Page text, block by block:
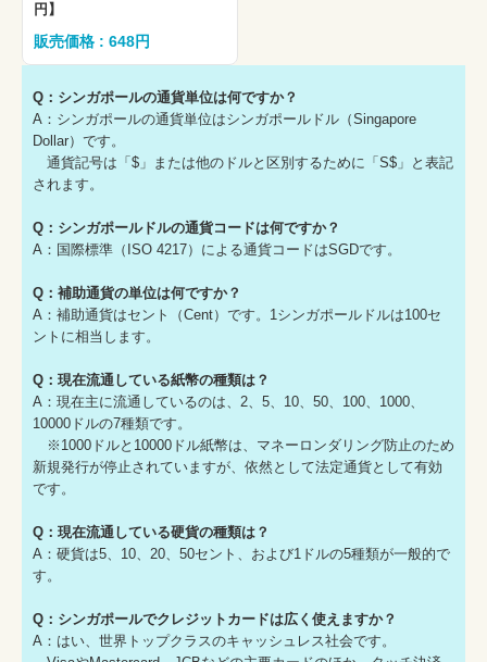
円】
販売価格 : 648円
Q：シンガポールの通貨単位は何ですか？
A：シンガポールの通貨単位はシンガポールドル（Singapore
Dollar）です。
通貨記号は「$」または他のドルと区別するために「S$」と表記
されます。
Q：シンガポールドルの通貨コードは何ですか？
A：国際標準（ISO 4217）による通貨コードはSGDです。
Q：補助通貨の単位は何ですか？
A：補助通貨はセント（Cent）です。1シンガポールドルは100セ
ントに相当します。
Q：現在流通している紙幣の種類は？
A：現在主に流通しているのは、2、5、10、50、100、1000、
10000ドルの7種類です。
※1000ドルと10000ドル紙幣は、マネーロンダリング防止のため
新規発行が停止されていますが、依然として法定通貨として有効
です。
Q：現在流通している硬貨の種類は？
A：硬貨は5、10、20、50セント、および1ドルの5種類が一般的で
す。
Q：シンガポールでクレジットカードは広く使えますか？
A：はい、世界トップクラスのキャッシュレス社会です。